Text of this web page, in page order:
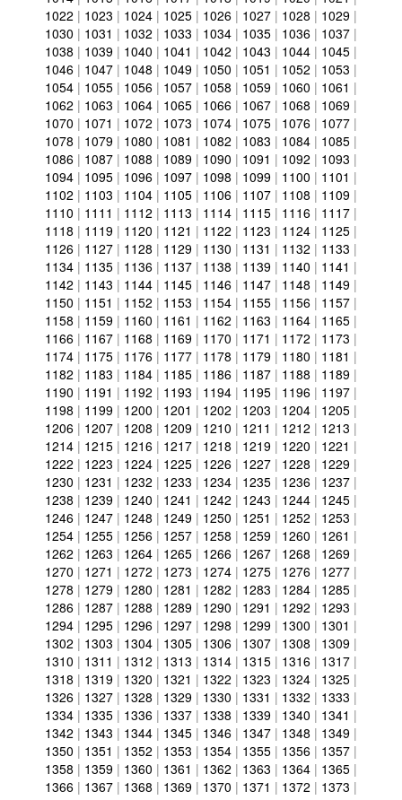
1022 | 1023 | 1024 | 1025 | 1026 | 1027 | 1028 | 1029 |
1030 | 1031 | 1032 | 1033 | 1034 | 1035 | 1036 | 1037 |
1038 | 1039 | 1040 | 1041 | 1042 | 1043 | 1044 | 1045 |
1046 | 1047 | 1048 | 1049 | 1050 | 1051 | 1052 | 1053 |
1054 | 1055 | 1056 | 1057 | 1058 | 1059 | 1060 | 1061 |
1062 | 1063 | 1064 | 1065 | 1066 | 1067 | 1068 | 1069 |
1070 | 1071 | 1072 | 1073 | 1074 | 1075 | 1076 | 1077 |
1078 | 1079 | 1080 | 1081 | 1082 | 1083 | 1084 | 1085 |
1086 | 1087 | 1088 | 1089 | 1090 | 1091 | 1092 | 1093 |
1094 | 1095 | 1096 | 1097 | 1098 | 1099 | 1100 | 1101 |
1102 | 1103 | 1104 | 1105 | 1106 | 1107 | 1108 | 1109 |
1110 | 1111 | 1112 | 1113 | 1114 | 1115 | 1116 | 1117 |
1118 | 1119 | 1120 | 1121 | 1122 | 1123 | 1124 | 1125 |
1126 | 1127 | 1128 | 1129 | 1130 | 1131 | 1132 | 1133 |
1134 | 1135 | 1136 | 1137 | 1138 | 1139 | 1140 | 1141 |
1142 | 1143 | 1144 | 1145 | 1146 | 1147 | 1148 | 1149 |
1150 | 1151 | 1152 | 1153 | 1154 | 1155 | 1156 | 1157 |
1158 | 1159 | 1160 | 1161 | 1162 | 1163 | 1164 | 1165 |
1166 | 1167 | 1168 | 1169 | 1170 | 1171 | 1172 | 1173 |
1174 | 1175 | 1176 | 1177 | 1178 | 1179 | 1180 | 1181 |
1182 | 1183 | 1184 | 1185 | 1186 | 1187 | 1188 | 1189 |
1190 | 1191 | 1192 | 1193 | 1194 | 1195 | 1196 | 1197 |
1198 | 1199 | 1200 | 1201 | 1202 | 1203 | 1204 | 1205 |
1206 | 1207 | 1208 | 1209 | 1210 | 1211 | 1212 | 1213 |
1214 | 1215 | 1216 | 1217 | 1218 | 1219 | 1220 | 1221 |
1222 | 1223 | 1224 | 1225 | 1226 | 1227 | 1228 | 1229 |
1230 | 1231 | 1232 | 1233 | 1234 | 1235 | 1236 | 1237 |
1238 | 1239 | 1240 | 1241 | 1242 | 1243 | 1244 | 1245 |
1246 | 1247 | 1248 | 1249 | 1250 | 1251 | 1252 | 1253 |
1254 | 1255 | 1256 | 1257 | 1258 | 1259 | 1260 | 1261 |
1262 | 1263 | 1264 | 1265 | 1266 | 1267 | 1268 | 1269 |
1270 | 1271 | 1272 | 1273 | 1274 | 1275 | 1276 | 1277 |
1278 | 1279 | 1280 | 1281 | 1282 | 1283 | 1284 | 1285 |
1286 | 1287 | 1288 | 1289 | 1290 | 1291 | 1292 | 1293 |
1294 | 1295 | 1296 | 1297 | 1298 | 1299 | 1300 | 1301 |
1302 | 1303 | 1304 | 1305 | 1306 | 1307 | 1308 | 1309 |
1310 | 1311 | 1312 | 1313 | 1314 | 1315 | 1316 | 1317 |
1318 | 1319 | 1320 | 1321 | 1322 | 1323 | 1324 | 1325 |
1326 | 1327 | 1328 | 1329 | 1330 | 1331 | 1332 | 1333 |
1334 | 1335 | 1336 | 1337 | 1338 | 1339 | 1340 | 1341 |
1342 | 1343 | 1344 | 1345 | 1346 | 1347 | 1348 | 1349 |
1350 | 1351 | 1352 | 1353 | 1354 | 1355 | 1356 | 1357 |
1358 | 1359 | 1360 | 1361 | 1362 | 1363 | 1364 | 1365 |
1366 | 1367 | 1368 | 1369 | 1370 | 1371 | 1372 | 1373 |